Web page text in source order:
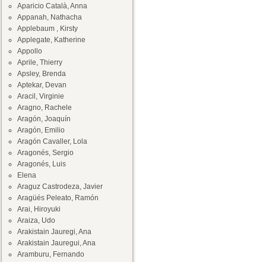
Aparicio Català, Anna
Appanah, Nathacha
Applebaum , Kirsty
Applegate, Katherine
Appollo
Aprile, Thierry
Apsley, Brenda
Aptekar, Devan
Aracil, Virginie
Aragno, Rachele
Aragón, Joaquín
Aragón, Emilio
Aragón Cavaller, Lola
Aragonés, Sergio
Aragonés, Luis
Elena
Araguz Castrodeza, Javier
Aragüés Peleato, Ramón
Arai, Hiroyuki
Araiza, Udo
Arakistain Jauregi, Ana
Arakistain Jauregui, Ana
Aramburu, Fernando